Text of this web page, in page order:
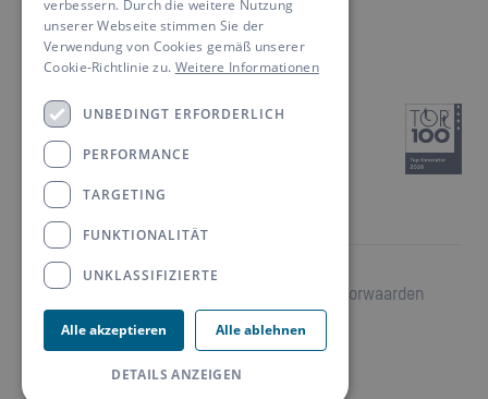
Zoek een contactpersoon
Downloads
Copyright ©2026ANSMANN AG
Afdruk
Garantievoorwaarden
Cookies
verbessern. Durch die weitere Nutzung
unserer Webseite stimmen Sie der
Verwendung von Cookies gemäß unserer
Cookie-Richtlinie zu. Weitere Informationen
UNBEDINGT ERFORDERLICH
PERFORMANCE
TARGETING
FUNKTIONALITÄT
UNKLASSIFIZIERTE
Alle akzeptieren Alle ablehnen
DETAILS ANZEIGEN